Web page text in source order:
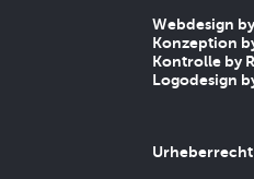
Webdesign
Konzeption
Kontrolle by
Logodesign
Urheberrecht